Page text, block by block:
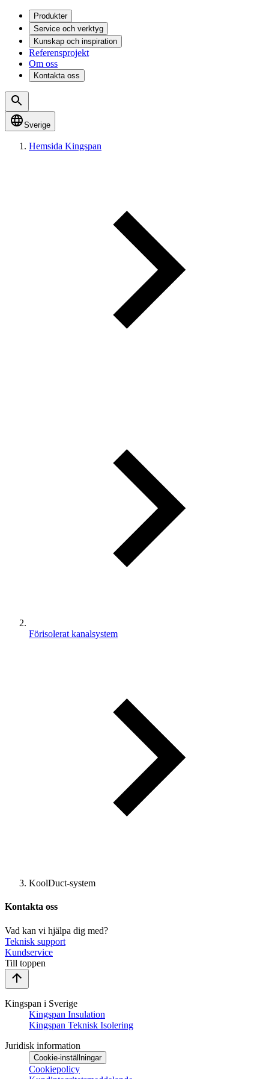
Produkter
Service och verktyg
Kunskap och inspiration
Referensprojekt
Om oss
Kontakta oss
Sverige
Hemsida Kingspan
Förisolerat kanalsystem
KoolDuct-system
Kontakta oss
Vad kan vi hjälpa dig med?
Teknisk support
Kundservice
Till toppen
Kingspan i Sverige
Kingspan Insulation
Kingspan Teknisk Isolering
Juridisk information
Cookie-inställningar
Cookiepolicy